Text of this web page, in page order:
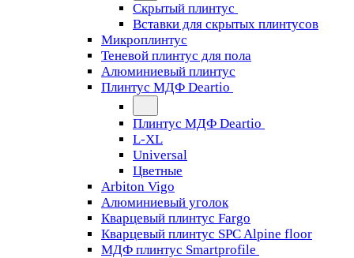
Скрытый плинтус
Вставки для скрытых плинтусов
Микроплинтус
Теневой плинтус для пола
Алюминиевый плинтус
Плинтус МДФ Deartio
Плинтус МДФ Deartio
L-XL
Universal
Цветные
Arbiton Vigo
Алюминиевый уголок
Кварцевый плинтус Fargo
Кварцевый плинтус SPC Alpine floor
МДФ плинтус Smartprofile